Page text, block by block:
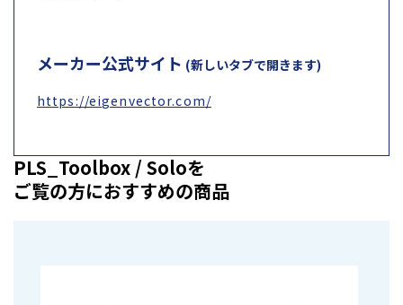
メーカー公式サイト (新しいタブで開きます)
https://eigenvector.com/
PLS_Toolbox / Soloを
ご覧の方におすすめの商品